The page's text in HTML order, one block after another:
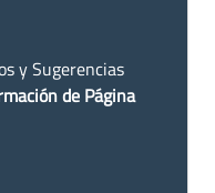
y Sugerencias
de Página